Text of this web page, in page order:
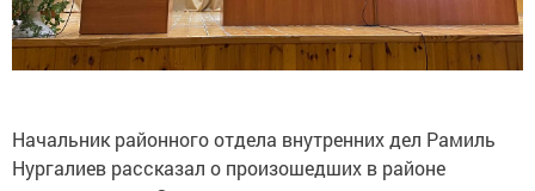
Начальник районного отдела внутренних дел Рамиль
Нургалиев рассказал о произошедших в районе